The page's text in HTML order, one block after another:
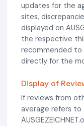
updates for the
sites,
displayed on
the respective
recommended to
directly for the
Display of
If reviews from
average refers to